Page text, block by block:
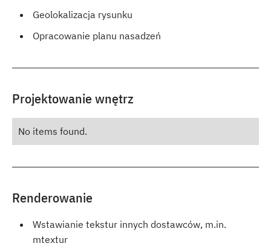
Geolokalizacja rysunku
Opracowanie planu nasadzeń
Projektowanie wnętrz
No items found.
Renderowanie
Wstawianie tekstur innych dostawców, m.in.
mtextur